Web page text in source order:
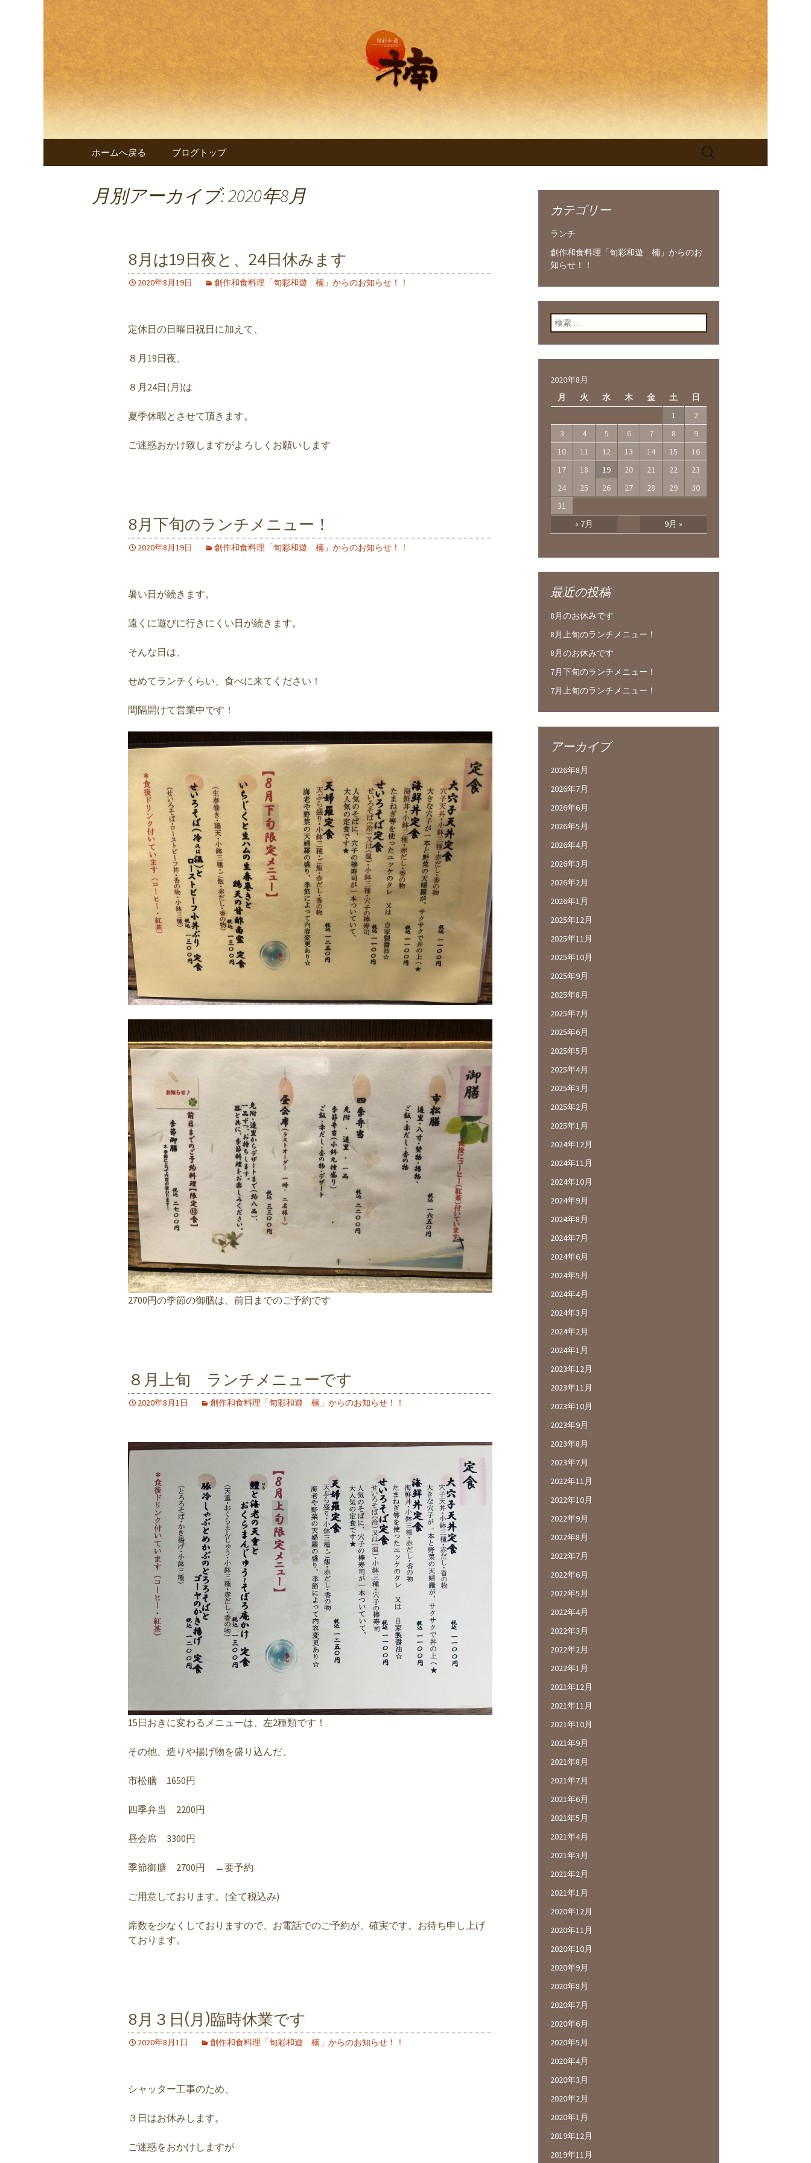
兵庫・西明石の創作和食料理「旬彩和
遊 楠～くすのき～」
兵庫・西明石の創作和食料理 旬彩和遊 楠。
コンテンツへ移動
ホームへ戻る ブログトップ
検
月別アーカイブ: 2020年8月
8月は19日夜と、24日休みます
2020年8月19日 創作和食料理「旬彩和遊 楠」からのお知らせ！！
定休日の日曜日祝日に加えて、
８月19日夜、
８月24日(月)は
夏季休暇とさせて頂きます。
ご迷惑おかけ致しますがよろしくお願いします
8月下旬のランチメニュー！
2020年8月19日 創作和食料理「旬彩和遊 楠」からのお知らせ！！
暑い日が続きます。
遠くに遊びに行きにくい日が続きます。
そんな日は、
せめてランチくらい、食べに来てください！
間隔開けて営業中です！
2700円の季節の御膳は、前日までのご予約です
８月上旬 ランチメニューです
2020年8月1日 創作和食料理「旬彩和遊 楠」からのお知らせ！！
15日おきに変わるメニューは、左2種類です！
その他、造りや揚げ物を盛り込んだ、
市松膳 1650円
四季弁当 2200円
昼会席 3300円
季節御膳 2700円 ←要予約
ご用意しております。(全て税込み)
席数を少なくしておりますので、お電話でのご予約が、確実です。お待ち申し上げ
ております。
8月３日(月)臨時休業です
2020年8月1日 創作和食料理「旬彩和遊 楠」からのお知らせ！！
シャッター工事のため、
３日はお休みします。
ご迷惑をおかけしますが
カテゴリー
ランチ
創作和食料理「旬彩和遊 楠」からのお
知らせ！！
検索:
2020年8月
月
火 水 木 金 土 日
« 7月 9月 »
1
2
3
4 5 6 7 8
9
10
11 12 13 14 15
16
17
18 19 20 21 22
23
24
25 26 27 28 29
30
31
最近の投稿
8月のお休みです
8月上旬のランチメニュー！
8月のお休みです
7月下旬のランチメニュー！
7月上旬のランチメニュー！
アーカイブ
2026年8月
2026年7月
2026年6月
2026年5月
2026年4月
2026年3月
2026年2月
2026年1月
2025年12月
2025年11月
2025年10月
2025年9月
2025年8月
2025年7月
2025年6月
2025年5月
2025年4月
2025年3月
2025年2月
2025年1月
2024年12月
2024年11月
2024年10月
2024年9月
2024年8月
2024年7月
2024年6月
2024年5月
2024年4月
2024年3月
2024年2月
2024年1月
2023年12月
2023年11月
2023年10月
2023年9月
2023年8月
2023年7月
2022年11月
2022年10月
2022年9月
2022年8月
2022年7月
2022年6月
2022年5月
2022年4月
2022年3月
2022年2月
2022年1月
2021年12月
2021年11月
2021年10月
2021年9月
2021年8月
2021年7月
2021年6月
2021年5月
2021年4月
2021年3月
2021年2月
2021年1月
2020年12月
2020年11月
2020年10月
2020年9月
2020年8月
2020年7月
2020年6月
2020年5月
2020年4月
2020年3月
2020年2月
2020年1月
2019年12月
2019年11月